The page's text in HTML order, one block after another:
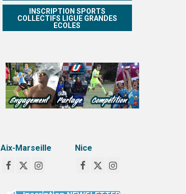
INSCRIPTION SPORTS
COLLECTIFS LIGUE GRANDES
ECOLES
Aix-Marseille Nice